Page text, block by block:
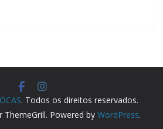
. Todos os direitos reservados.
Powered by WordPress.